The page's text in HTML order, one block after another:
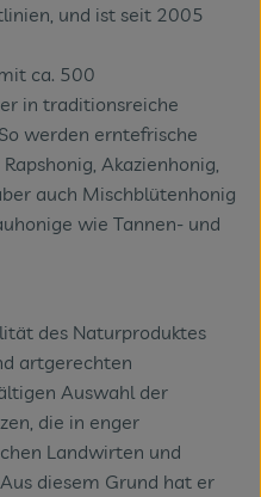
und ist seit 2005
ca. 500
in traditionsreiche
werden erntefrische
Akazienhonig,
auch Mischblütenhonig
wie Tannen- und
des Naturproduktes
artgerechten
Auswahl der
die in enger
Landwirten und
diesem Grund hat er